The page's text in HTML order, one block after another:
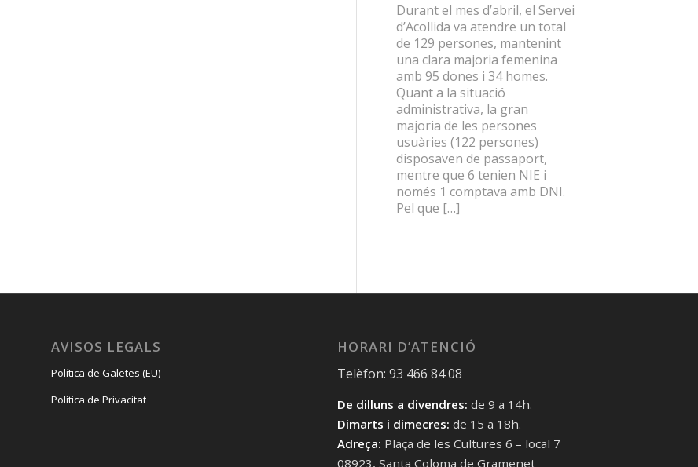
Durant el mes d’abril, el Servei
d’Acollida va atendre un total
de 129 persones, mantenint
una clara majoria femenina
amb 95 dones i 34 homes.
Quant a la situació
administrativa, la gran
majoria de les persones
usuàries (122 persones)
disposaven de passaport,
mentre que 6 tenien NIE i
només 1 comptava amb DNI.
Pel que […]
AVISOS LEGALS
Política de Galetes (EU)
Política de Privacitat
HORARI D’ATENCIÓ
Telèfon: 93 466 84 08
De dilluns a divendres: de 9 a 14h.
Dimarts i dimecres: de 15 a 18h.
Adreça: Plaça de les Cultures 6 – local 7
08923, Santa Coloma de Gramenet